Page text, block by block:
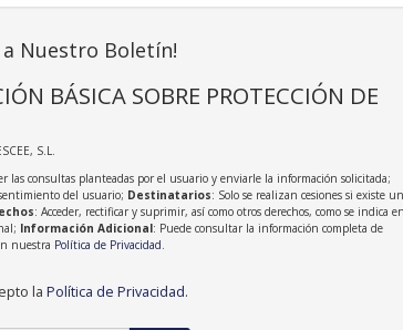
a Nuestro Boletín!
BÁSICA SOBRE PROTECCIÓN DE
S.L.
las consultas planteadas por el usuario y enviarle la información solicitada;
del usuario; Destinatarios: Solo se realizan cesiones si existe
: Acceder, rectificar y suprimir, así como otros derechos, como se indica en
Información Adicional: Puede consultar la información completa de
nuestra Política de Privacidad.
la Política de Privacidad.